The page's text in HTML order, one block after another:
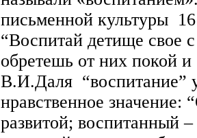
письменной культуры
“Воспитай детище свое
обретешь от них покой и
В.И.Даля “воспитание”
нравственное значение:
развитой; воспитанный